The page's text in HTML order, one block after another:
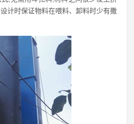
计时保证物料在喂料、卸料时少有撒